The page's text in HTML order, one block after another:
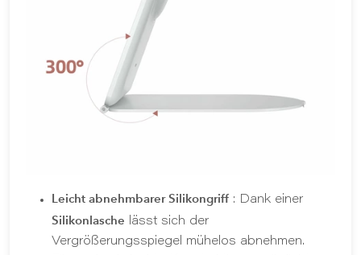
Leicht abnehmbarer Silikongriff : Dank einer
Silikonlasche lässt sich der
Vergrößerungsspiegel mühelos abnehmen.